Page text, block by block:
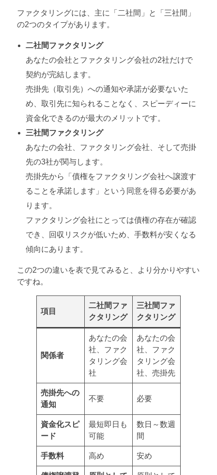
ファクタリングには、主に「二社間」と「三社間」
の2つのタイプがあります。
二社間ファクタリング
あなたの会社とファクタリング会社の2社だけで
契約が完結します。
売掛先（取引先）への通知や承諾が必要ないた
め、取引先に知られることなく、スピーディーに
資金化できるのが最大のメリットです。
三社間ファクタリング
あなたの会社、ファクタリング会社、そして売掛
先の3社が関与します。
売掛先から「債権をファクタリング会社へ譲渡す
ることを承諾します」という同意を得る必要があ
ります。
ファクタリング会社にとっては債権の存在が確認
でき、回収リスクが低いため、手数料が安くなる
傾向にあります。
この2つの違いを表で見てみると、より分かりやすい
ですね。
項目
二社間ファ
クタリング
三社間ファ
クタリング
関係者
あなたの会
社、ファク
タリング会
社
あなたの会
社、ファク
タリング会
社、売掛先
売掛先への
通知
不要 必要
資金化スピ
ード
最短即日も
可能
数日～数週
間
手数料 高め 安め